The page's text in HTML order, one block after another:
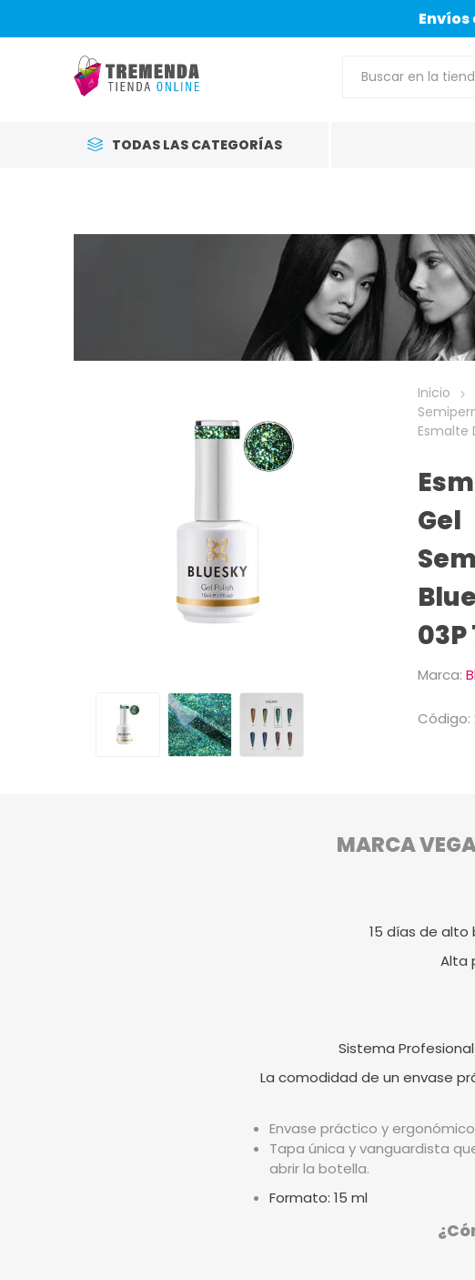
TODAS LAS CATEGORÍAS
Inicio
Esmalte
Gel
03P
Marca:
Código:
MARCA
15 días de alto
Alta
Sistema
La comodidad de un envase
Envase práctico y
Tapa única y vanguardista
abrir la botella.
Formato: 15 ml